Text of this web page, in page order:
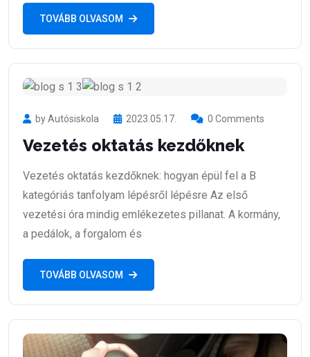
TOVÁBB OLVASOM
by Autósiskola 2023.05.17. 0 Comments
Vezetés oktatás kezdőknek
Vezetés oktatás kezdőknek: hogyan épül fel a B
kategóriás tanfolyam lépésről lépésre Az első
vezetési óra mindig emlékezetes pillanat. A kormány,
a pedálok, a forgalom és
TOVÁBB OLVASOM